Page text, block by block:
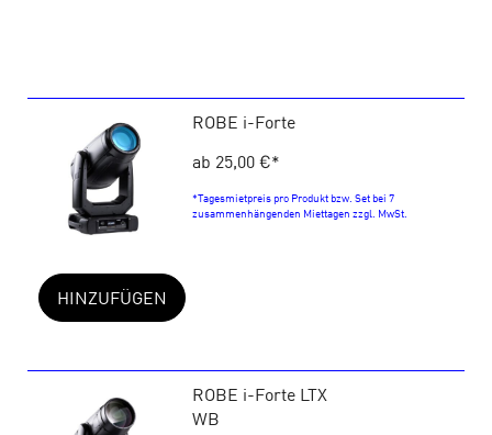
ROBE i-Forte
ab 25,00 €*
*Tagesmietpreis pro Produkt bzw. Set bei 7
zusammenhängenden Miettagen zzgl. MwSt.
HINZUFÜGEN
ROBE i-Forte LTX
WB